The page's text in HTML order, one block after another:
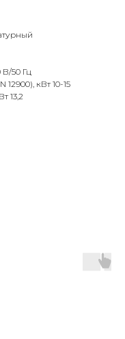
В/50 Гц
кВт 10-15
13,2